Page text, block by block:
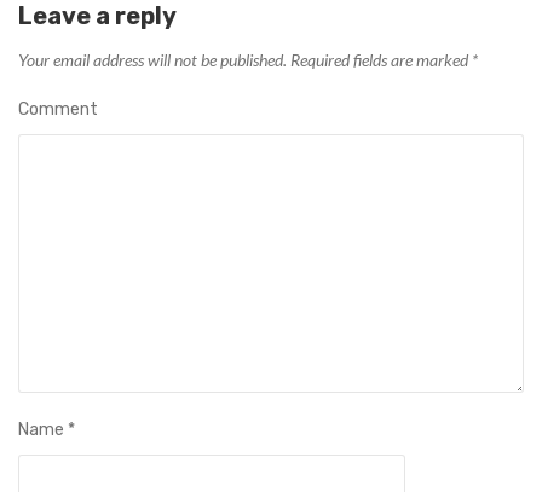
Leave a reply
Your email address will not be published. Required fields are marked *
Comment
Name *